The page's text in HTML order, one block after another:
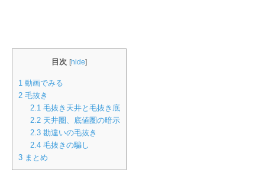
目次 [hide]
1 動画でみる
2 毛抜き
2.1毛抜き天井と毛抜き底
2.2天井圏、底値圏の暗示
2.3勘違いの毛抜き
2.4毛抜きの騙し
3 まとめ